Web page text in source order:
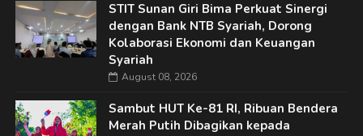
STIT Sunan Giri Bima Perkuat Sinergi
dengan Bank NTB Syariah, Dorong
Kolaborasi Ekonomi dan Keuangan
Syariah
August 08, 2026
Sambut HUT Ke-81 RI, Ribuan Bendera
Merah Putih Dibagikan kepada